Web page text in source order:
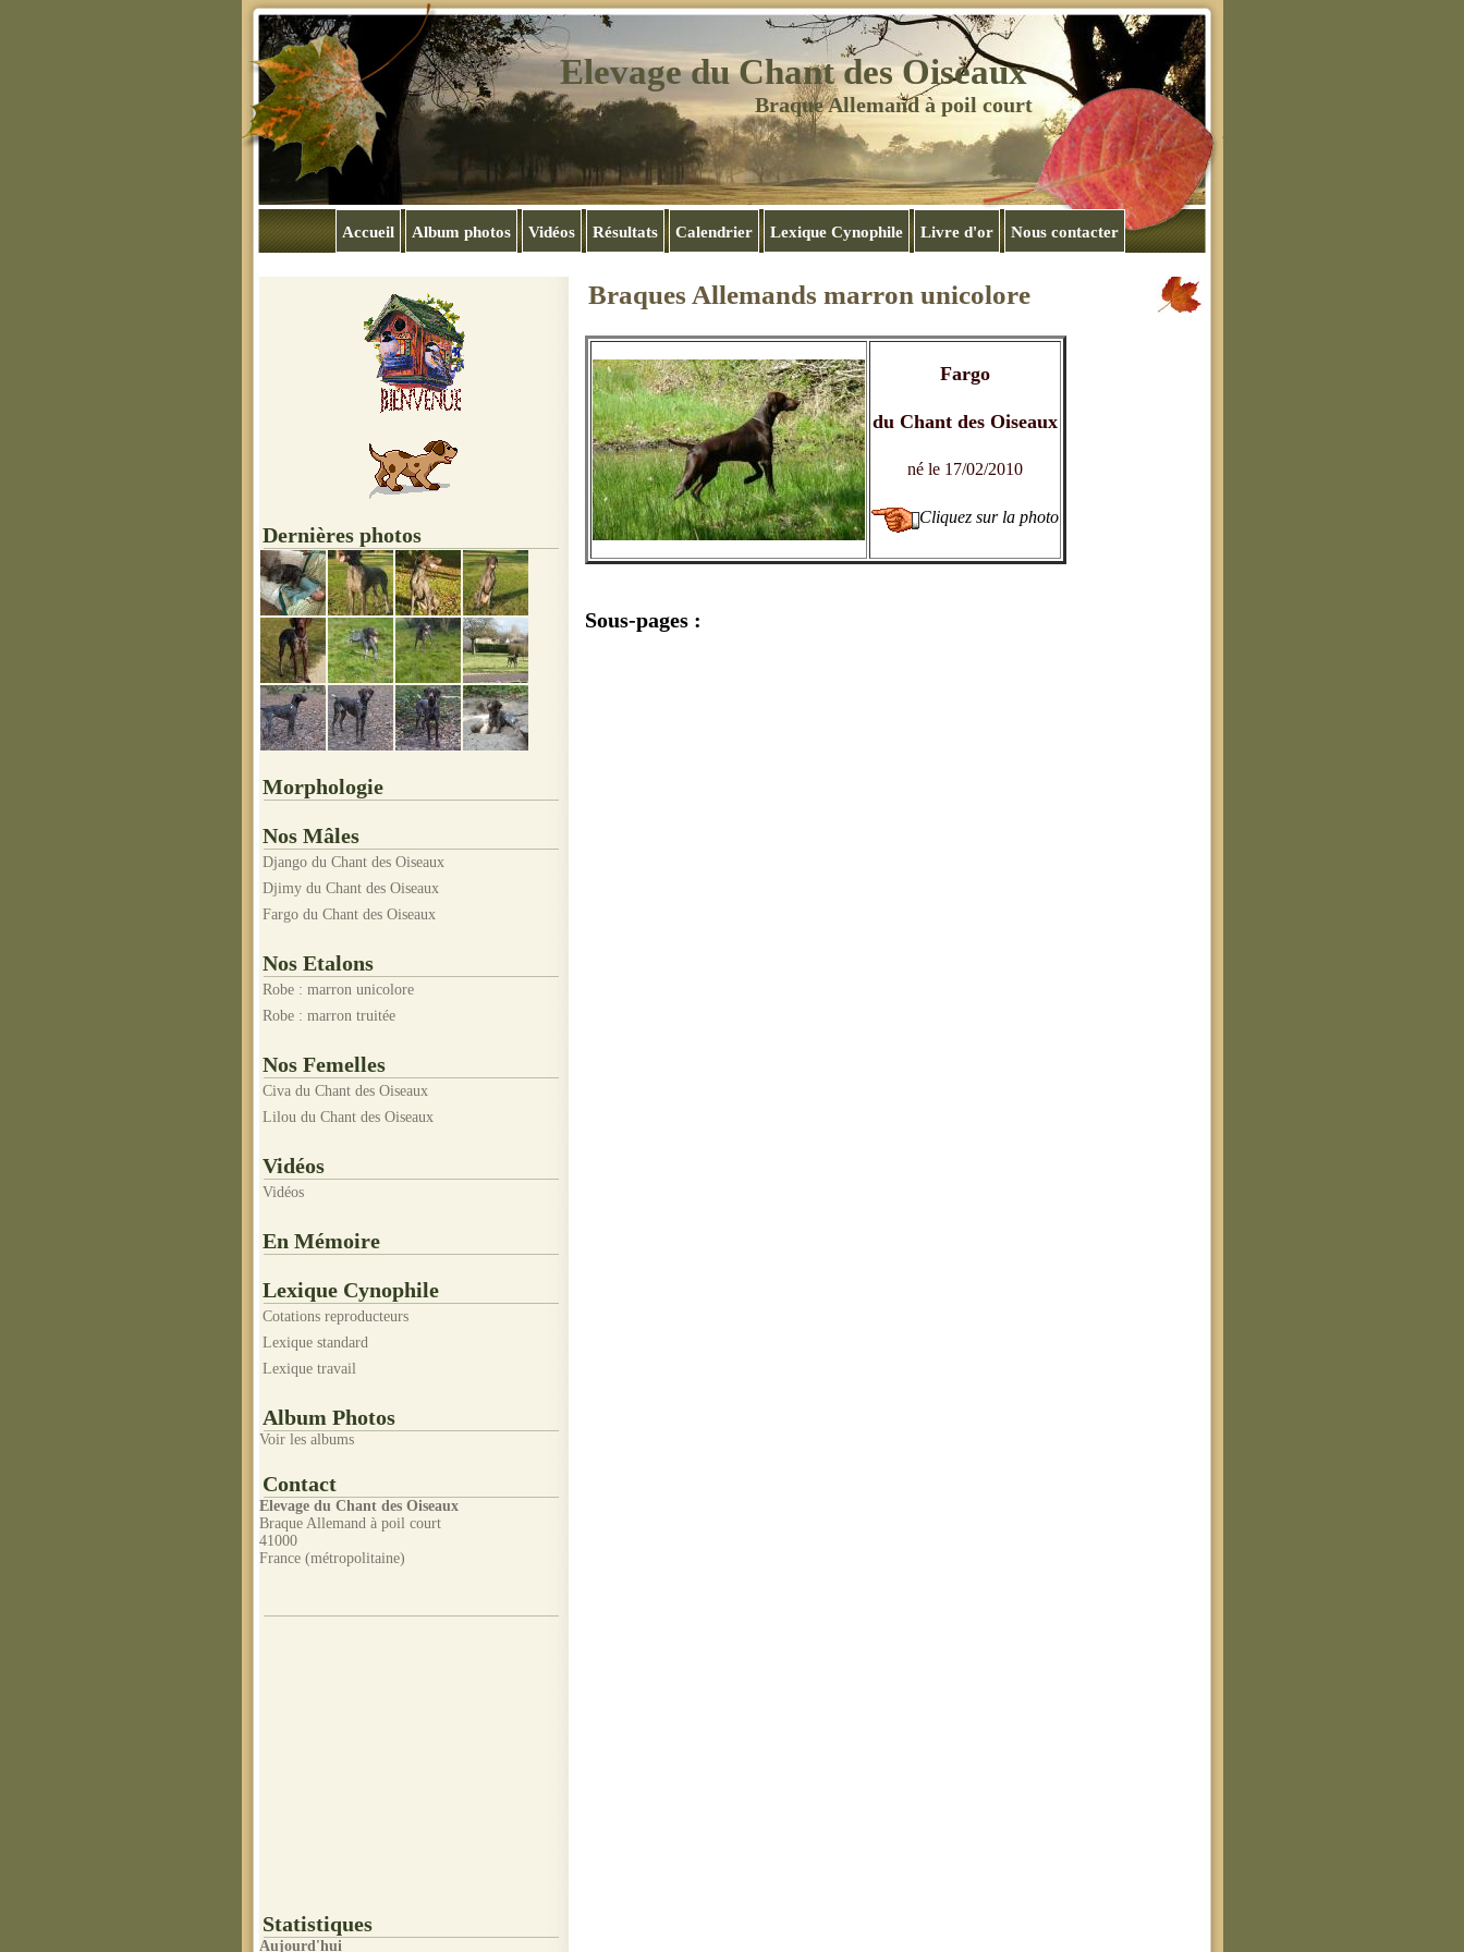
Elevage du Chant des Oiseaux
Braque Allemand à poil court
Accueil Album photos Vidéos Résultats Calendrier Lexique Cynophile Livre d'or Nous contacter
Dernières photos
Morphologie
Nos Mâles
Django du Chant des Oiseaux
Djimy du Chant des Oiseaux
Fargo du Chant des Oiseaux
Nos Etalons
Robe : marron unicolore
Robe : marron truitée
Nos Femelles
Civa du Chant des Oiseaux
Lilou du Chant des Oiseaux
Vidéos
Vidéos
En Mémoire
Lexique Cynophile
Cotations reproducteurs
Lexique standard
Lexique travail
Album Photos
Voir les albums
Contact
Elevage du Chant des Oiseaux
Braque Allemand à poil court
41000
France (métropolitaine)
Statistiques
Aujourd'hui
Braques Allemands marron unicolore
Fargo
du Chant des Oiseaux
né le 17/02/2010
Cliquez sur la photo
Sous-pages :